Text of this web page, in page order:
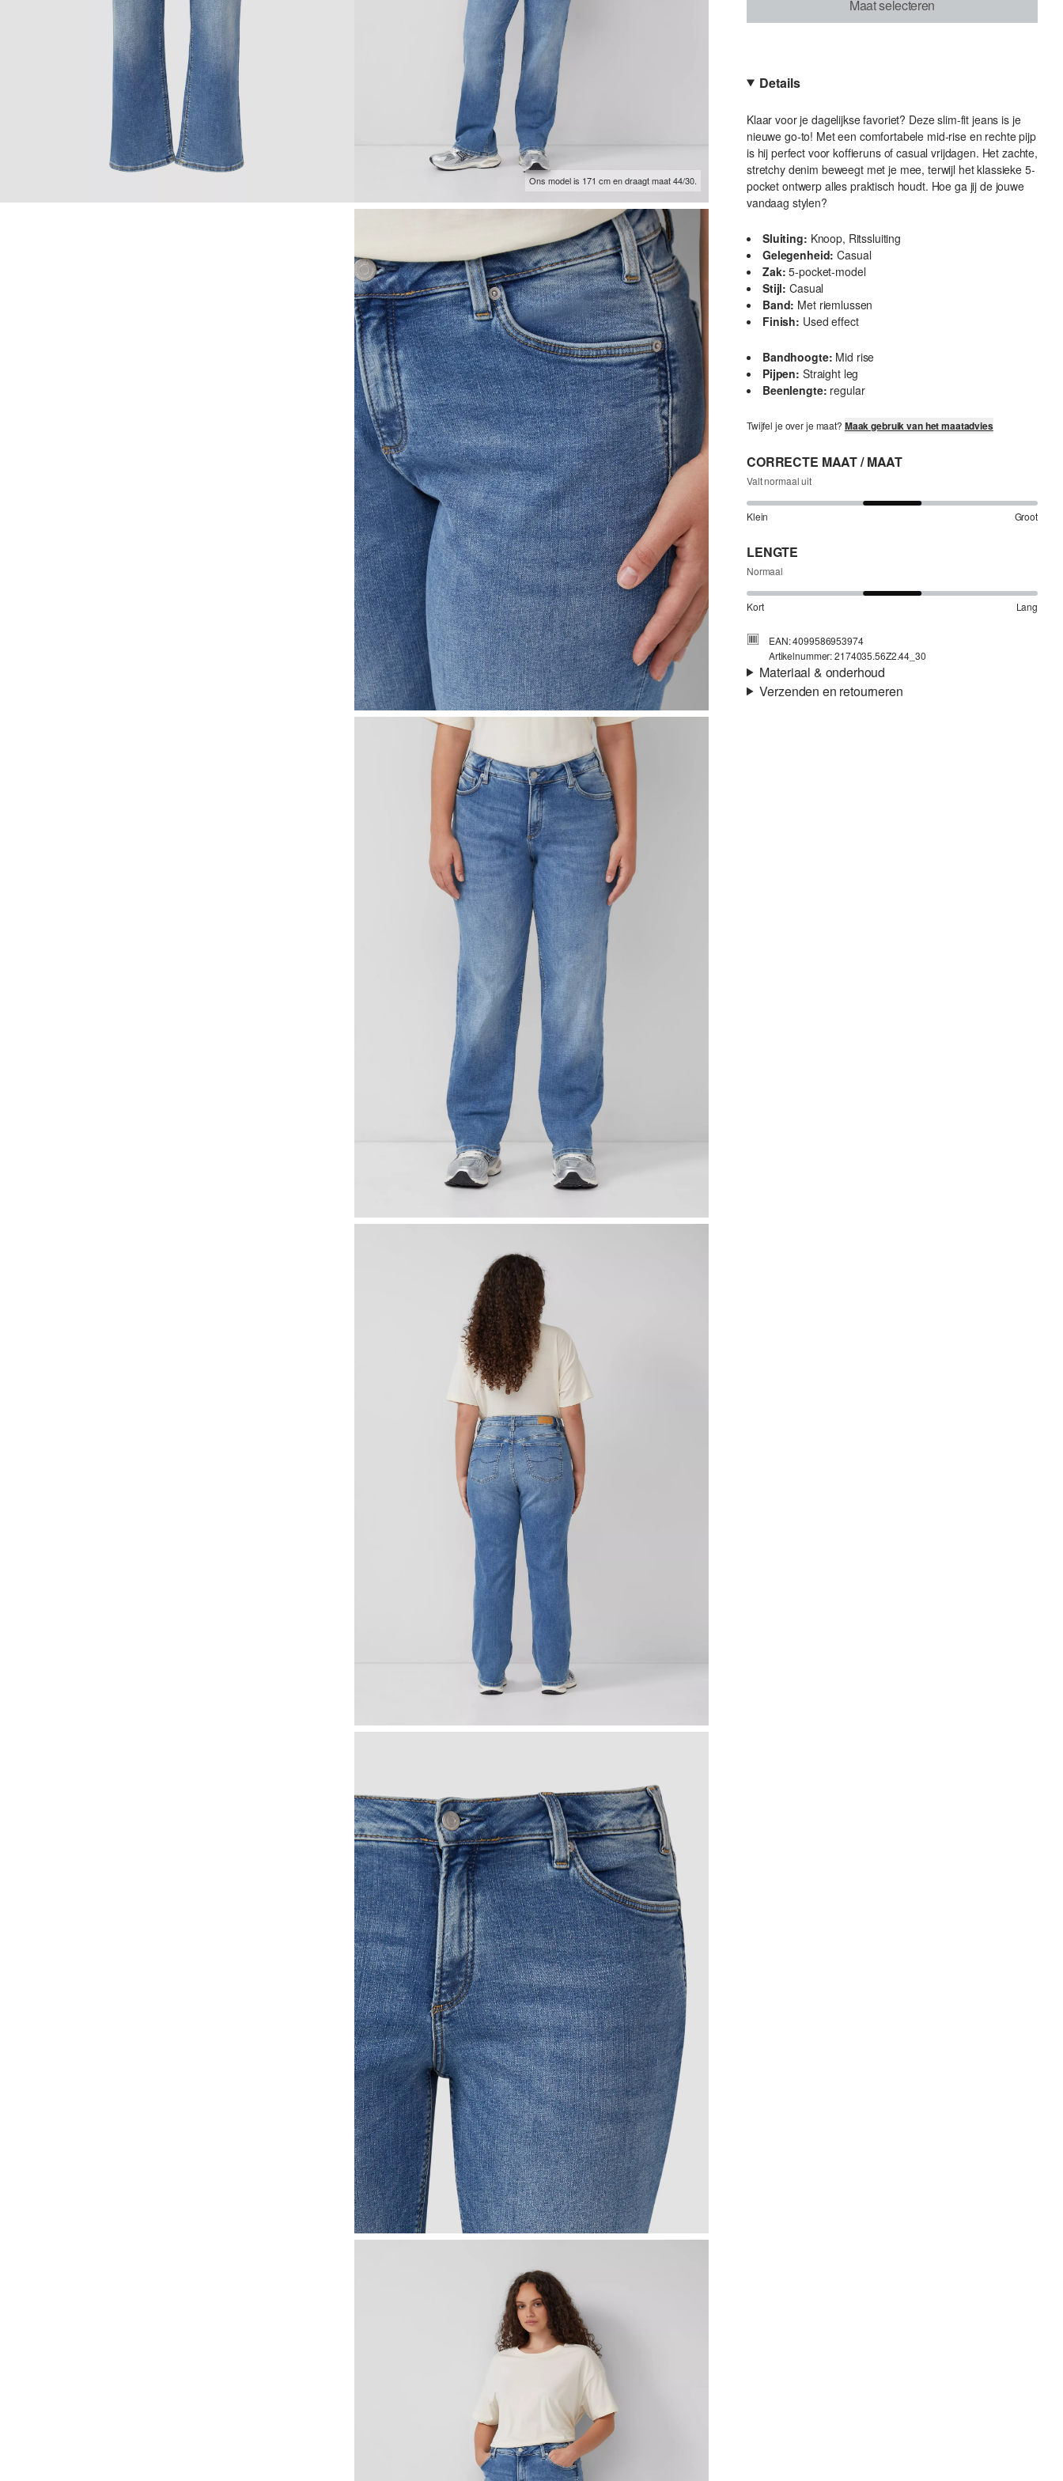
Ons model is 171 cm en draagt maat 44/30.
Maat selecteren
Details
Klaar voor je dagelijkse favoriet? Deze slim-fit jeans is je
nieuwe go-to! Met een comfortabele mid-rise en rechte pijp
is hij perfect voor koffieruns of casual vrijdagen. Het zachte,
stretchy denim beweegt met je mee, terwijl het klassieke 5-
pocket ontwerp alles praktisch houdt. Hoe ga jij de jouwe
vandaag stylen?
Sluiting: Knoop, Ritssluiting
Gelegenheid: Casual
Zak: 5-pocket-model
Stijl: Casual
Band: Met riemlussen
Finish: Used effect
Bandhoogte: Mid rise
Pijpen: Straight leg
Beenlengte: regular
Twijfel je over je maat? Maak gebruik van het maatadvies
CORRECTE MAAT / MAAT
Valt normaal uit
Klein Groot
LENGTE
Normaal
Kort Lang
EAN: 4099586953974
Artikelnummer: 2174035.56Z2.44_30
Materiaal & onderhoud
Verzenden en retourneren